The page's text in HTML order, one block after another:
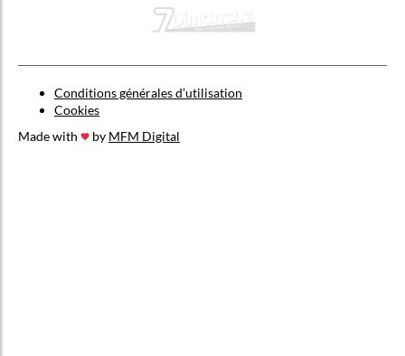
Conditions générales d’utilisation
Cookies
Made with
by MFM Digital